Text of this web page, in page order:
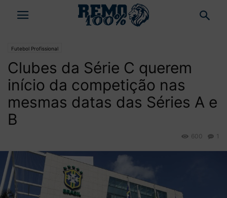
Futebol Profissional
Clubes da Série C querem
início da competição nas
mesmas datas das Séries A e
B
1
600